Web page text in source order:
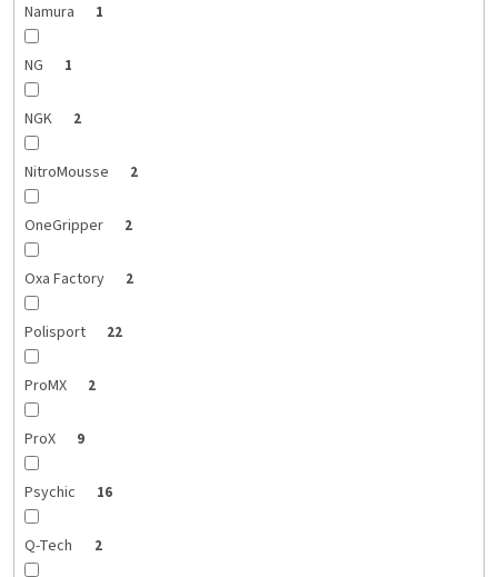
Namura 1
NG 1
NGK 2
NitroMousse 2
OneGripper 2
Oxa Factory 2
Polisport 22
ProMX 2
ProX 9
Psychic 16
Q-Tech 2